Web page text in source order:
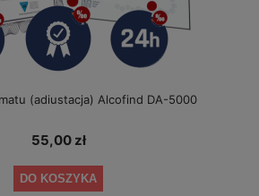
(adiustacja) Alcofind DA-5000
55,00 zł
DO KOSZYKA